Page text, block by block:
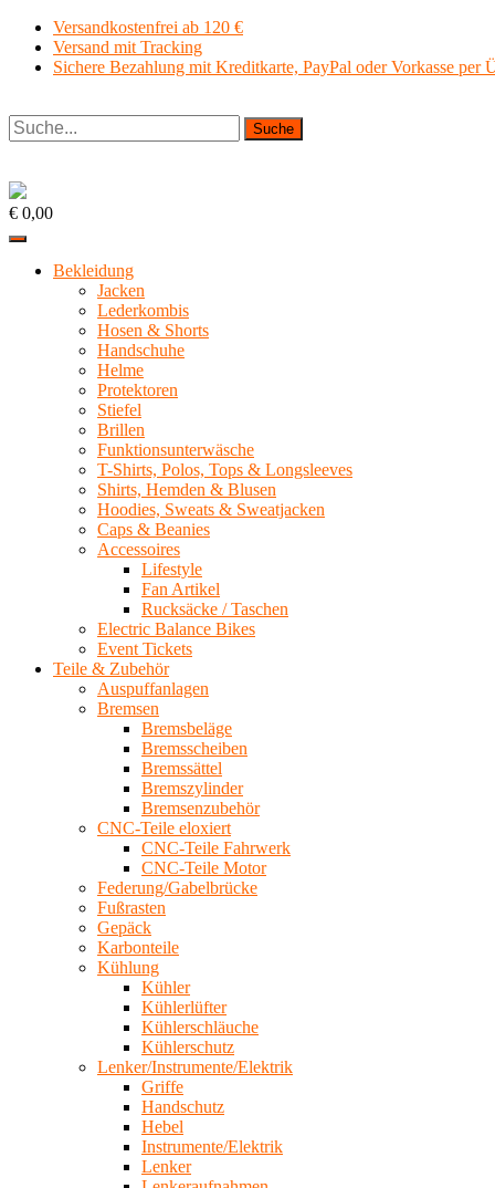
Zum
Inhalt
springen
Versandkostenfrei ab 120 €
Versand mit Tracking
Sichere Bezahlung mit Kreditkarte, PayPal oder Vorkasse per
Suche
€ 0,00
Bekleidung
Jacken
Lederkombis
Hosen & Shorts
Handschuhe
Helme
Protektoren
Stiefel
Brillen
Funktionsunterwäsche
T-Shirts, Polos, Tops & Longsleeves
Shirts, Hemden & Blusen
Hoodies, Sweats & Sweatjacken
Caps & Beanies
Accessoires
Lifestyle
Fan Artikel
Rucksäcke / Taschen
Electric Balance Bikes
Event Tickets
Teile & Zubehör
Auspuffanlagen
Bremsen
Bremsbeläge
Bremsscheiben
Bremssättel
Bremszylinder
Bremsenzubehör
CNC-Teile eloxiert
CNC-Teile Fahrwerk
CNC-Teile Motor
Federung/Gabelbrücke
Fußrasten
Gepäck
Karbonteile
Kühlung
Kühler
Kühlerlüfter
Kühlerschläuche
Kühlerschutz
Lenker/Instrumente/Elektrik
Griffe
Handschutz
Hebel
Instrumente/Elektrik
Lenker